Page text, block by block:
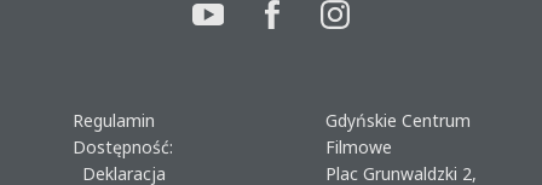
Regulamin
Dostępność:
Deklaracja
Gdyńskie Centrum
Filmowe
Plac Grunwaldzki 2,